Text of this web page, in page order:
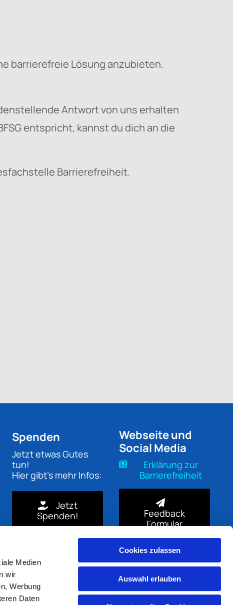
Medien
wir
Werbung
Daten
Cookies zulassen
Auswahl erlauben
barrierefreie Lösung anzubieten.
Antwort von uns erhalten
entspricht, kannst du dich an die
Barrierefreiheit.
Spenden
Jetzt etwas Gutes
tun!
Hier gibt's mehr Infos:
Jetzt
Spenden!
Webseite und
Social Media
Erklärung zur
Barrierefreiheit
Feedback
Formular